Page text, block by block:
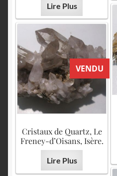
Lire Plus
VENDU
Cristaux de Quartz, Le
Freney-d’Oisans, Isère.
Lire Plus